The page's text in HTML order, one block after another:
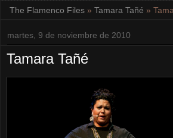
The Flamenco Files » Tamara Tañé »
martes, 9 de noviembre de 2010
Tamara Tañé